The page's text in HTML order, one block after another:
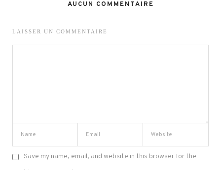
AUCUN COMMENTAIRE
LAISSER UN COMMENTAIRE
Save my name, email, and website in this browser for the